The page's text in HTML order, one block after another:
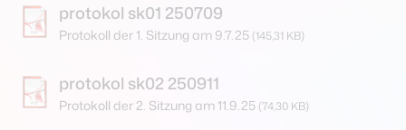
protokol sk01 250709
Protokoll der 1. Sitzung am 9.7.25 (145,31 KB)
protokol sk02 250911
Protokoll der 2. Sitzung am 11.9.25 (74,30 KB)